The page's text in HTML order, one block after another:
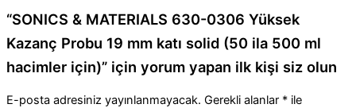
“SONICS & MATERIALS 630-0306 Yüksek
Kazanç Probu 19 mm katı solid (50 ila 500 ml
hacimler için)” için yorum yapan ilk kişi siz olun
E-posta adresiniz yayınlanmayacak. Gerekli alanlar * ile